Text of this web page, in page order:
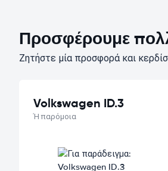
Προσφέρουμε
Ζητήστε μία προσφορά και
Volkswagen ID.3
Ή παρόμοια